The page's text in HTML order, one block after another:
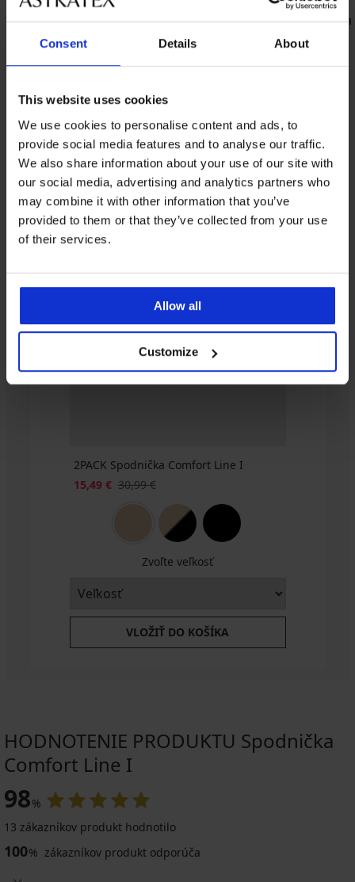
Consent Details About
This website uses cookies
We use cookies to personalise content and ads, to
provide social media features and to analyse our traffic.
We also share information about your use of our site with
our social media, advertising and analytics partners who
may combine it with other information that you’ve
provided to them or that they’ve collected from your use
of their services.
Allow all
Customize
10,99 €
8,79 € kód:
4,6
PACK
40,99
-50%
2
PACK
€
Z rovnakej kolekcie
2PACK Spodnička Comfort Line I
15,49 € 30,99 €
Zvoľte veľkosť
VLOŽIŤ DO KOŠÍKA
HODNOTENIE PRODUKTU Spodnička
Comfort Line I
98%
13 zákazníkov produkt hodnotilo
100% zákazníkov produkt odporúča